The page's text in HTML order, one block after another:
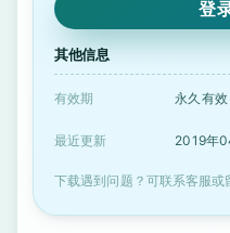
登
其他信息
有效期 永久有效
最近更新 2019年
下载遇到问题？可联系客服或